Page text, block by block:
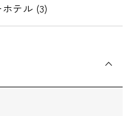
テル (3)